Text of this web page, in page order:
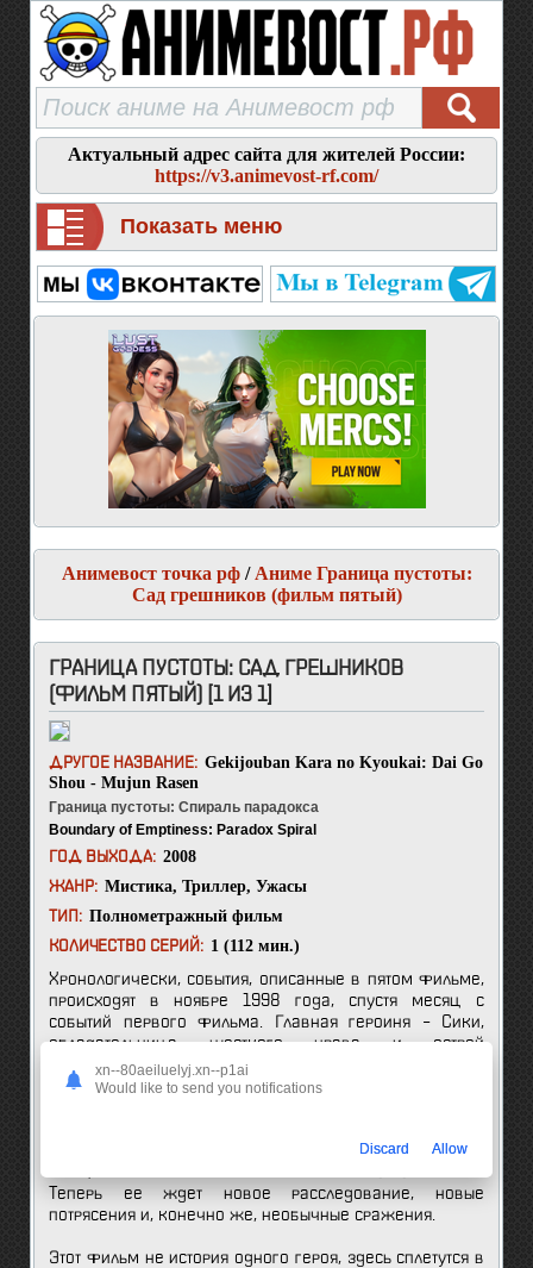
Актуальный адрес сайта для жителей России:
https://v3.animevost-rf.com/
Показать меню
Анимевост точка рф/ Аниме Граница пустоты:
Сад грешников (фильм пятый)
ГРАНИЦА ПУСТОТЫ: САД ГРЕШНИКОВ
(ФИЛЬМ ПЯТЫЙ) [1 ИЗ 1]
ДРУГОЕ НАЗВАНИЕ: Gekijouban Kara no Kyoukai: Dai Go
Shou - Mujun Rasen
Граница пустоты: Спираль парадокса
Boundary of Emptiness: Paradox Spiral
ГОД ВЫХОДА: 2008
ЖАНР: Мистика, Триллер, Ужасы
ТИП: Полнометражный фильм
КОЛИЧЕСТВО СЕРИЙ: 1 (112 мин.)
Хронологически, события, описанные в пятом фильме,
происходят в ноябре 1998 года, спустя месяц с
событий первого фильма. Главная героиня – Сики,
обладательница жесткого нрава и острой
необходимости гулять в одиночку, спасла Томоэ Эндзё.
Но она никак не ожидала, что после этого, она ступит
ничего (родители убиты), и интуиция подсказывает
Теперь ее ждет новое расследование, новые
потрясения и, конечно же, необычные сражения.
Этот фильм не история одного героя, здесь сплетутся в
xn--80aeiluelyj.xn--p1ai
Would like to send you notifications
Discard Allow